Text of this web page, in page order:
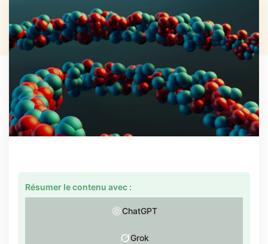
Résumer le contenu avec :
ChatGPT
Grok